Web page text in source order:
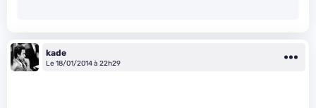
kade
Le 18/01/2014 à 22h29